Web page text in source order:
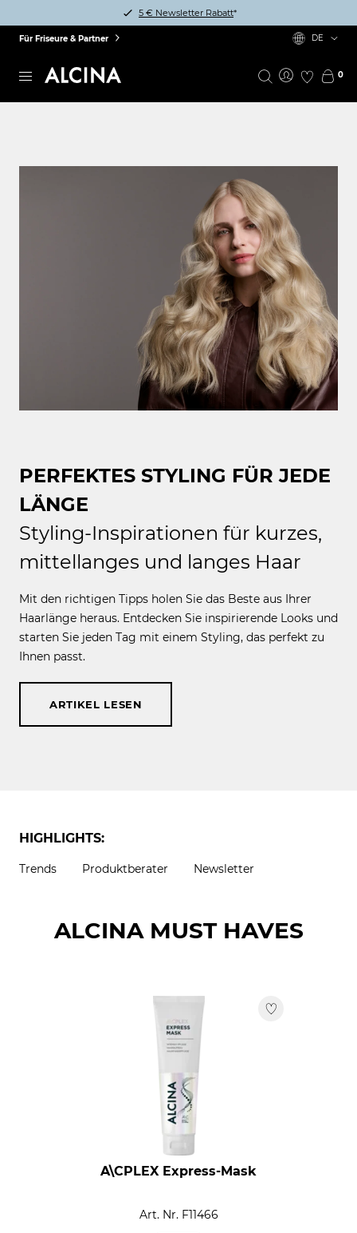
5 € Newsletter Rabatt*
Für Friseure & Partner DE
0
PERFEKTES STYLING FÜR JEDE
LÄNGE
Styling-Inspirationen für kurzes,
mittellanges und langes Haar
Mit den richtigen Tipps holen Sie das Beste aus Ihrer
Haarlänge heraus. Entdecken Sie inspirierende Looks und
starten Sie jeden Tag mit einem Styling, das perfekt zu
Ihnen passt.
ARTIKEL LESEN
HIGHLIGHTS:
Trends Produktberater Newsletter
ALCINA MUST HAVES
A\CPLEX Express-Mask
Art. Nr. F11466